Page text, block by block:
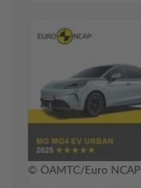
© ÖAMTC/Euro NCAP